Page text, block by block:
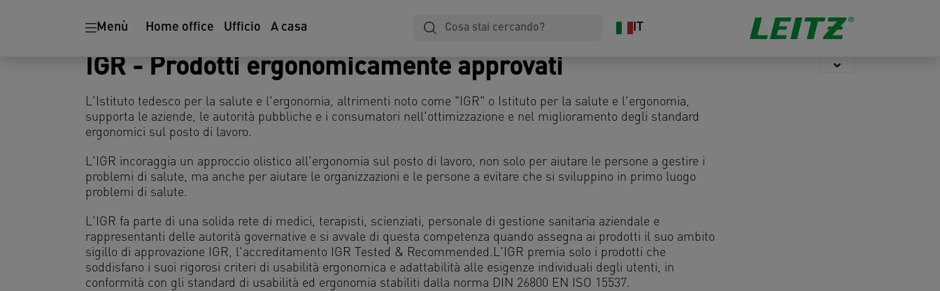
Menù Home office Ufficio A casa IT
ergonomiche
Cucitrici &
Perforatori
Organizzazione
IGR - Prodotti ergonomicamente approvati
L'Istituto tedesco per la salute e l'ergonomia, altrimenti noto come "IGR" o Istituto per la salute e l'ergonomia,
supporta le aziende, le autorità pubbliche e i consumatori nell'ottimizzazione e nel miglioramento degli standard
ergonomici sul posto di lavoro.
L'IGR incoraggia un approccio olistico all'ergonomia sul posto di lavoro, non solo per aiutare le persone a gestire i
problemi di salute, ma anche per aiutare le organizzazioni e le persone a evitare che si sviluppino in primo luogo
problemi di salute.
L'IGR fa parte di una solida rete di medici, terapisti, scienziati, personale di gestione sanitaria aziendale e
rappresentanti delle autorità governative e si avvale di questa competenza quando assegna ai prodotti il suo ambito
sigillo di approvazione IGR, l'accreditamento IGR Tested & Recommended.L'IGR premia solo i prodotti che
soddisfano i suoi rigorosi criteri di usabilità ergonomica e adattabilità alle esigenze individuali degli utenti, in
conformità con gli standard di usabilità ed ergonomia stabiliti dalla norma DIN 26800 EN ISO 15537.